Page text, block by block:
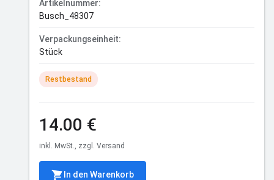
Artikelnummer:
Busch_48307
Verpackungseinheit:
Stück
Restbestand
14.00 €
inkl. MwSt., zzgl. Versand
In den Warenkorb